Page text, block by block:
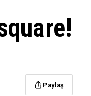
Paylaş